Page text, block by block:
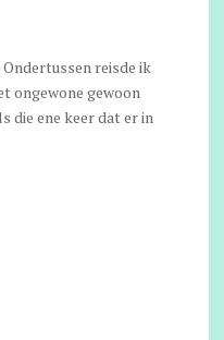
reisde ik
ongewone gewoon
die ene keer dat er in